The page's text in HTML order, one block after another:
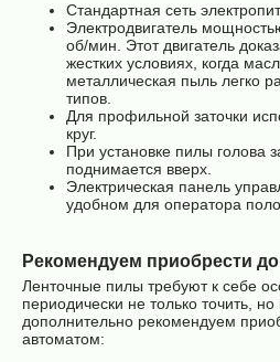
Стандартная сеть
Электродвигатель
об/мин. Этот двигатель
жестких условиях, когда
металлическая пыль легко
типов.
Для профильной заточки
круг.
При установке пилы голова
поднимается вверх.
Электрическая панель
удобном для оператора
Рекомендуем приобрести
Ленточные пилы требуют к себе
периодически не только точить,
дополнительно рекомендуем
автоматом: